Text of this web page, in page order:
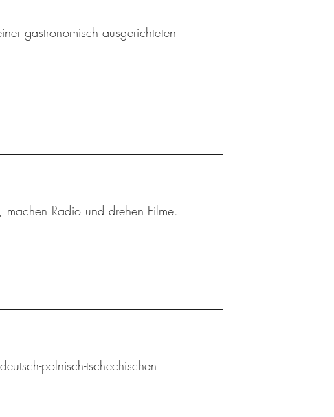
gastronomisch ausgerichteten
machen Radio und drehen Filme.
polnisch-tschechischen